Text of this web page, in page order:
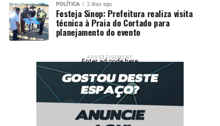
POLÍTICA 2 dias ago
Festeja Sinop: Prefeitura realiza visita
técnica à Praia do Cortado para
planejamento do evento
ADVERTISEMENT
Enter ad code here